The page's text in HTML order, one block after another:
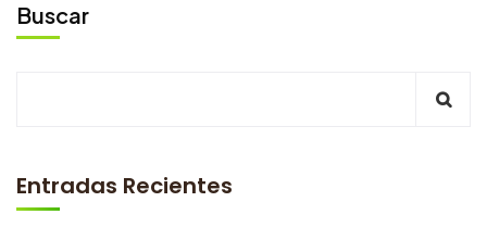
Buscar
Entradas Recientes